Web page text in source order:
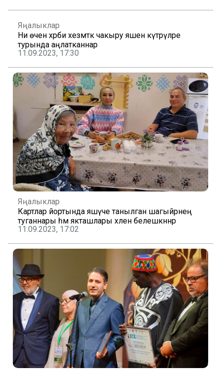
Яңалыклар
Ни өчен хәрби хезмәткә чакыру яшен күтәрүләре
турында аңлатканнар
11.09.2023, 17:30
Яңалыклар
Картлар йортында яшәүче танылган шагыйрәнең
туганнары һәм якташлары хәлен белешкәннәр
11.09.2023, 17:02